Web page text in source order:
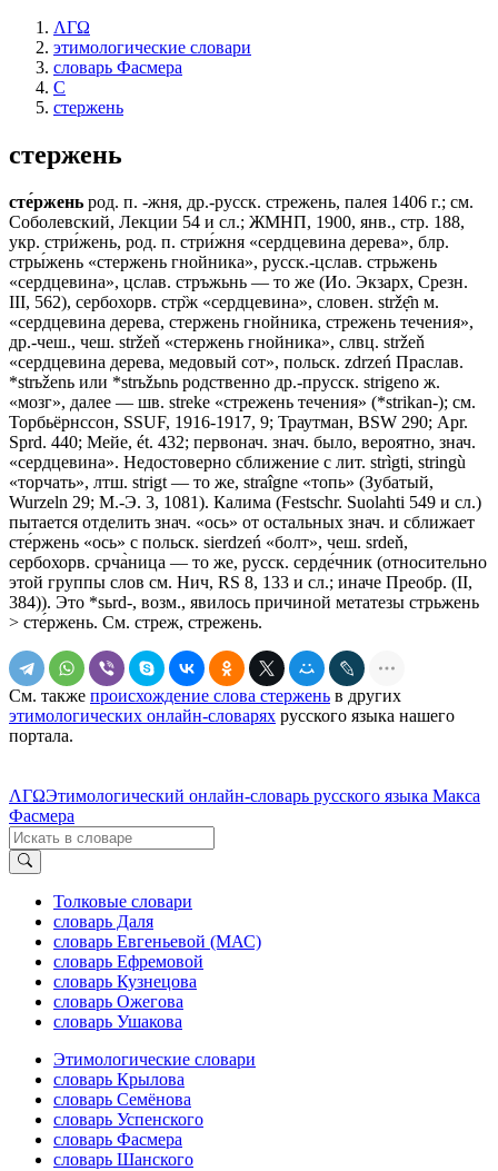
ΛΓΩ
этимологические словари
словарь Фасмера
С
стержень
стержень
сте́ржень род. п. -жня, др.-русск. стрежень, палея 1406 г.; см.
Соболевский, Лекции 54 и сл.; ЖМНП, 1900, янв., стр. 188,
укр. стри́жень, род. п. стри́жня «сердцевина дерева», блр.
стры́жень «стержень гнойника», русск.-цслав. стрьжень
«сердцевина», цслав. стръжьнь — то же (Ио. Экзарх, Срезн.
III, 562), сербохорв. стр̏ж «сердцевина», словен. stržẹ̑n м.
«сердцевина дерева, стержень гнойника, стрежень течения»,
др.-чеш., чеш. stržeň «стержень гнойника», слвц. stržeň
«сердцевина дерева, медовый сот», польск. zdrzeń Праслав.
*strьženь или *strьžьnь родственно др.-прусск. strigeno ж.
«мозг», далее — шв. streke «стрежень течения» (*strikan-); см.
Торбьёрнссон, SSUF, 1916-1917, 9; Траутман, ВSW 290; Арr.
Sprd. 440; Мейе, ét. 432; первонач. знач. было, вероятно, знач.
«сердцевина». Недостоверно сближение с лит. strìgti, stringù
«торчать», лтш. strigt — то же, straîgne «топь» (Зубатый,
Wurzeln 29; М.-Э. 3, 1081). Калима (Festschr. Suolahti 549 и сл.)
пытается отделить знач. «ось» от остальных знач. и сближает
сте́ржень «ось» с польск. sierdzeń «болт», чеш. srdeň,
сербохорв. срча̀ница — то же, русск. серде́чник (относительно
этой группы слов см. Нич, RS 8, 133 и сл.; иначе Преобр. (II,
384)). Это *sьrd-, возм., явилось причиной метатезы стрьжень
> сте́ржень. См. стреж, стрежень.
См. также происхождение слова стержень в других
этимологических онлайн-словарях русского языка нашего
портала.
ΛΓΩЭтимологический онлайн-словарь русского языка Макса
Фасмера
Толковые словари
словарь Даля
словарь Евгеньевой (МАС)
словарь Ефремовой
словарь Кузнецова
словарь Ожегова
словарь Ушакова
Этимологические словари
словарь Крылова
словарь Семёнова
словарь Успенского
словарь Фасмера
словарь Шанского